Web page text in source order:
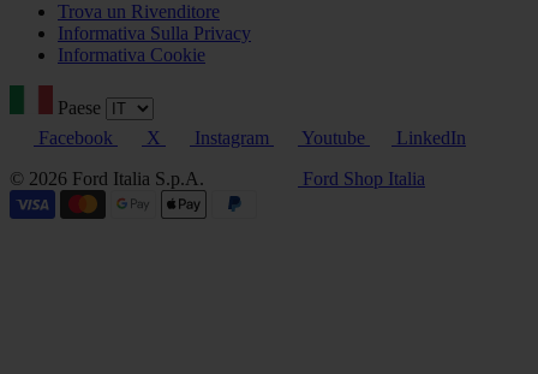
Trova un Rivenditore
Informativa Sulla Privacy
Informativa Cookie
Paese
Facebook
X Instagram Youtube
LinkedIn
© 2026 Ford Italia S.p.A.
Ford Shop Italia